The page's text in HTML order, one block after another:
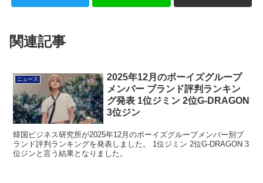
関連記事
ニュース
2025年12月のボーイズグループ
メンバー ブランド評判ランキン
グ発表 1位ジミン 2位G-DRAGON
3位ジン
韓国ビジネス研究所が2025年12月のボーイズグループメンバー別ブ
ランド評判ランキングを発表しました。 1位ジミン 2位G-DRAGON 3
位ジンと言う結果となりました。